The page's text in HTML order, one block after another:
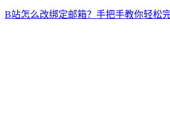
B站怎么改绑定邮箱？手把手教你轻松完